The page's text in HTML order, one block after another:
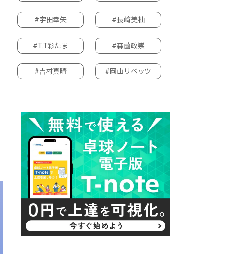
#宇田幸矢 #長﨑美柚
#T.T彩たま #森薗政崇
#吉村真晴 #岡山リベッツ